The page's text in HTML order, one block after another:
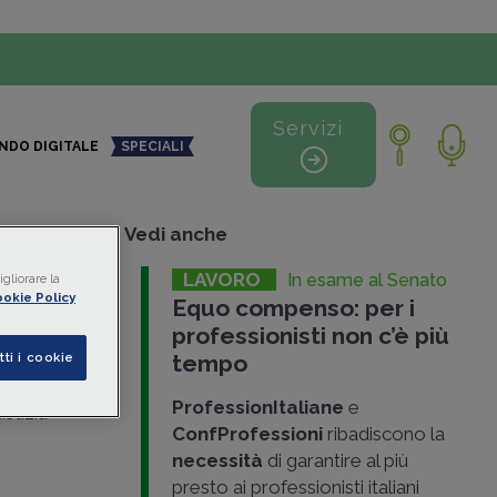
DIGITALE SPECIALI
Servizi
+ - Vedi anche
LAVORO In esame al Senato
Equo compenso: per i
professionisti non c’è più
tempo
ProfessionItaliane e
ConfProfessioni ribadiscono la
necessità di garantire al più
presto ai professionisti italiani
la
Policy
i cookie